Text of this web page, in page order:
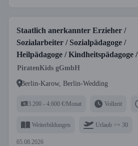
Staatlich anerkannter Erzieher /
Sozialarbeiter / Sozialpädagoge /
Heilpädagoge / Kindheitspädagoge /
Sozialassistent (m/w/d)
PiratenKids gGmbH
Berlin-Karow, Berlin-Wedding
3.200 - 4.600 €/Monat Vollzeit
Weiterbildungen Urlaub >= 30
05.08.2026